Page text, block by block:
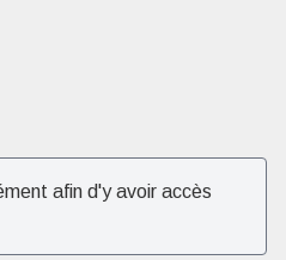
afin d'y avoir accès